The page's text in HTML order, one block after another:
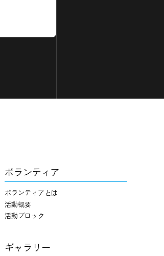
ボランティア
ボランティアとは
活動概要
活動ブロック
ギャラリー